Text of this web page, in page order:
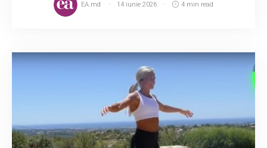
EA.md 14 iunie 2026 4 min read